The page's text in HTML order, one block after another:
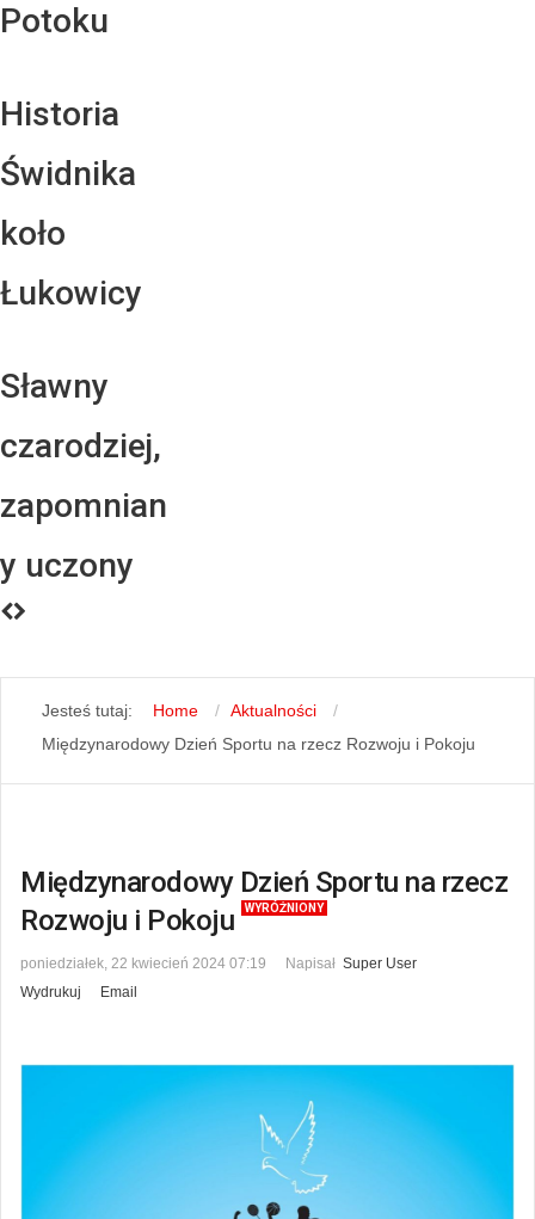
Potoku
Historia
Świdnika
koło
Łukowicy
Sławny
czarodziej,
zapomnian
y uczony
Jesteś tutaj: Home
Aktualności
Międzynarodowy Dzień Sportu na rzecz Rozwoju i Pokoju
Międzynarodowy Dzień Sportu na rzecz
Rozwoju i Pokoju
WYRÓŻNIONY
poniedziałek, 22 kwiecień 2024 07:19 Napisał Super User
Wydrukuj
Email